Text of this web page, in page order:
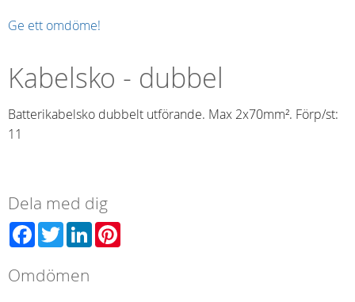
Ge ett omdöme!
Kabelsko - dubbel
Batterikabelsko dubbelt utförande. Max 2x70mm². Förp/st:
11
Dela med dig
Facebook
TwitterLinkedIn
Omdömen